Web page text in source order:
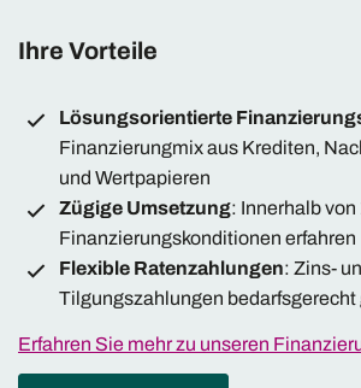
Ihre Vorteile
Lösungsorientierte
Finanzierungmix aus Krediten,
und Wertpapieren
Zügige Umsetzung: Innerhalb
Finanzierungskonditionen erfahren
Flexible Ratenzahlungen: Zins-
Tilgungszahlungen bedarfsgerecht
Erfahren Sie mehr zu unseren